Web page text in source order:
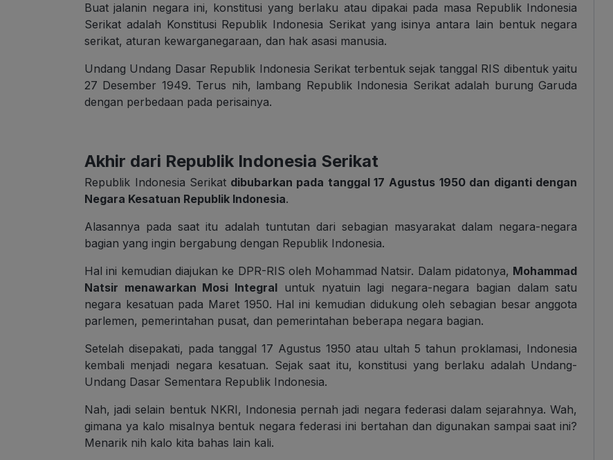
Buat jalanin negara ini, konstitusi yang berlaku atau dipakai pada masa Republik Indonesia
Serikat adalah Konstitusi Republik Indonesia Serikat yang isinya antara lain bentuk negara
serikat, aturan kewarganegaraan, dan hak asasi manusia.
Undang Undang Dasar Republik Indonesia Serikat terbentuk sejak tanggal RIS dibentuk yaitu
27 Desember 1949. Terus nih, lambang Republik Indonesia Serikat adalah burung Garuda
dengan perbedaan pada perisainya.
Akhir dari Republik Indonesia Serikat
Republik Indonesia Serikat dibubarkan pada tanggal 17 Agustus 1950 dan diganti dengan
Negara Kesatuan Republik Indonesia.
Alasannya pada saat itu adalah tuntutan dari sebagian masyarakat dalam negara-negara
bagian yang ingin bergabung dengan Republik Indonesia.
Hal ini kemudian diajukan ke DPR-RIS oleh Mohammad Natsir. Dalam pidatonya, Mohammad
Natsir menawarkan Mosi Integral untuk nyatuin lagi negara-negara bagian dalam satu
negara kesatuan pada Maret 1950. Hal ini kemudian didukung oleh sebagian besar anggota
parlemen, pemerintahan pusat, dan pemerintahan beberapa negara bagian.
Setelah disepakati, pada tanggal 17 Agustus 1950 atau ultah 5 tahun proklamasi, Indonesia
kembali menjadi negara kesatuan. Sejak saat itu, konstitusi yang berlaku adalah Undang-
Undang Dasar Sementara Republik Indonesia.
Nah, jadi selain bentuk NKRI, Indonesia pernah jadi negara federasi dalam sejarahnya. Wah,
gimana ya kalo misalnya bentuk negara federasi ini bertahan dan digunakan sampai saat ini?
Menarik nih kalo kita bahas lain kali.